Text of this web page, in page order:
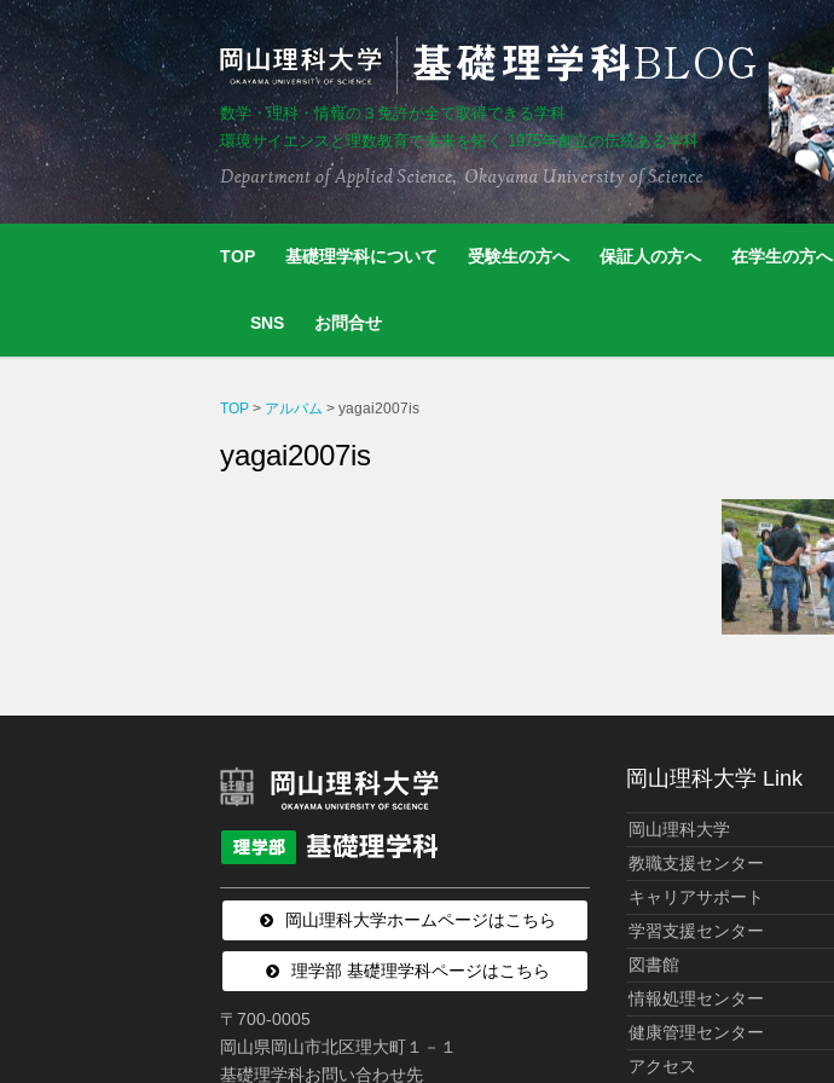
数学・理科・情報の３免許が全て取得できる学科
環境サイエンスと理数教育で未来を拓く 1975年創立の伝統ある学科
TOP 基礎理学科について 受験生の方へ 保証人の方へ 在学生の方へ
SNS お問合せ
TOP > アルバム > yagai2007is
yagai2007is
岡山理科大学ホームページはこちら
理学部 基礎理学科ページはこちら
〒700-0005
岡山県岡山市北区理大町１－１
基礎理学科お問い合わせ先
岡山理科大学 Link
岡山理科大学
教職支援センター
キャリアサポート
学習支援センター
図書館
情報処理センター
健康管理センター
アクセス